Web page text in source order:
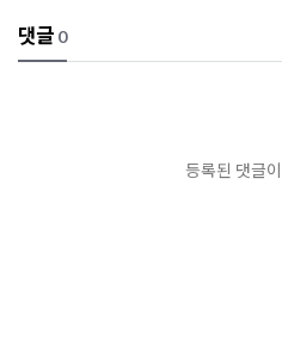
댓글 0
등록된 댓글